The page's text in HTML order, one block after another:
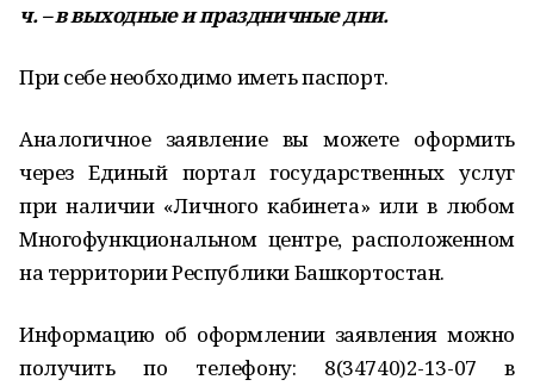
ч. – в выходные и праздничные дни.
При себе необходимо иметь паспорт.
Аналогичное заявление вы можете оформить
через Единый портал государственных услуг
при наличии «Личного кабинета» или в любом
Многофункциональном центре, расположенном
на территории Республики Башкортостан.
Информацию об оформлении заявления можно
получить по телефону: 8(34740)2-13-07 в